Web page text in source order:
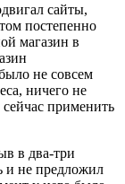
сайты,
постепенно
магазин в
не совсем
ничего не
применить
в два-три
и не предложил